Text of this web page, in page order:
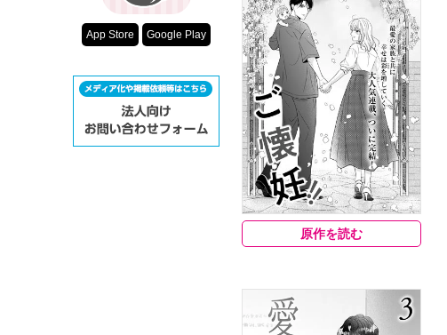
原作を読む
App Store Google Play